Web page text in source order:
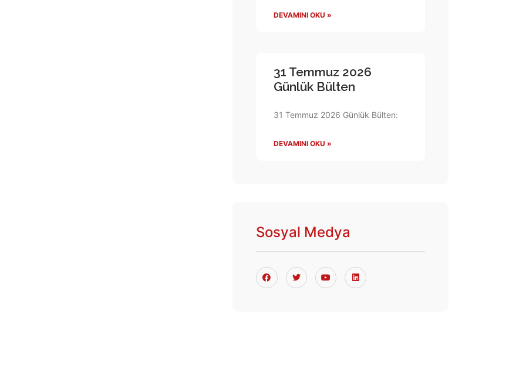
DEVAMINI OKU »
31 Temmuz 2026
Günlük Bülten
31 Temmuz 2026 Günlük Bülten:
DEVAMINI OKU »
Sosyal Medya